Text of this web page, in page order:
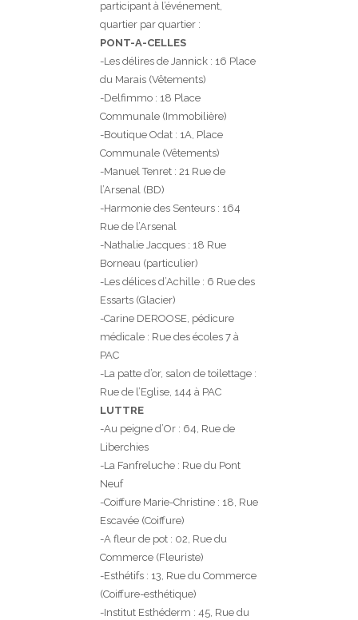
participant à l’événement,
quartier par quartier :
PONT-A-CELLES
-Les délires de Jannick : 16 Place
du Marais (Vêtements)
-Delfimmo : 18 Place
Communale (Immobilière)
-Boutique Odat : 1A, Place
Communale (Vêtements)
-Manuel Tenret : 21 Rue de
l’Arsenal (BD)
-Harmonie des Senteurs : 164
Rue de l’Arsenal
-Nathalie Jacques : 18 Rue
Borneau (particulier)
-Les délices d’Achille : 6 Rue des
Essarts (Glacier)
-Carine DEROOSE, pédicure
médicale : Rue des écoles 7 à
PAC
-La patte d’or, salon de toilettage :
Rue de l’Eglise, 144 à PAC
LUTTRE
-Au peigne d’Or : 64, Rue de
Liberchies
-La Fanfreluche : Rue du Pont
Neuf
-Coiffure Marie-Christine : 18, Rue
Escavée (Coiffure)
-A fleur de pot : 02, Rue du
Commerce (Fleuriste)
-Esthétifs : 13, Rue du Commerce
(Coiffure-esthétique)
-Institut Esthéderm : 45, Rue du